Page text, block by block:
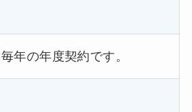
年の年度契約です。